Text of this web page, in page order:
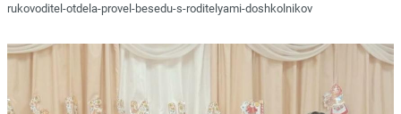
rukovoditel-otdela-provel-besedu-s-roditelyami-doshkolnikov